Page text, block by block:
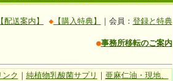
【配送案内】 ◆【購入特典】 ｜会員： 登録と特典
●事務所移転のご案内
ンク ｜ 純植物乳酸菌サプリ ｜ 亜麻仁油・現地、